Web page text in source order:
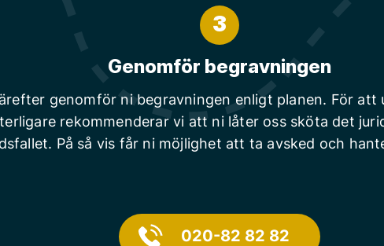
3
Genomför begravningen
genomför ni begravningen enligt planen. För att
rekommenderar vi att ni låter oss sköta det
På så vis får ni möjlighet att ta avsked och
020-82 82 82